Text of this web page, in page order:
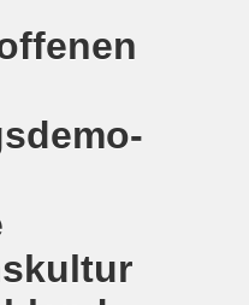
Frank Oettler aus
am 17.09.2018
zum Protest gegen
Arbeiterinnen bei